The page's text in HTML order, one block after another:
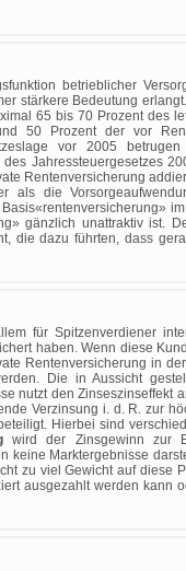
betrieblicher
stärkere Bedeutung
65 bis 70 Prozent des
50 Prozent der vor
vor 2005
Jahressteuergesetzes
Rentenversicherung
die
gänzlich unattraktiv ist.
die dazu führten, dass
für Spitzenverdiener
haben. Wenn diese
Rentenversicherung in
Die in Aussicht
nutzt den Zinseszinseffekt
Verzinsung i. d. R. zur
Hierbei sind
wird der Zinsgewinn zur
Marktergebnisse
zu viel Gewicht auf diese
ausgezahlt werden kann